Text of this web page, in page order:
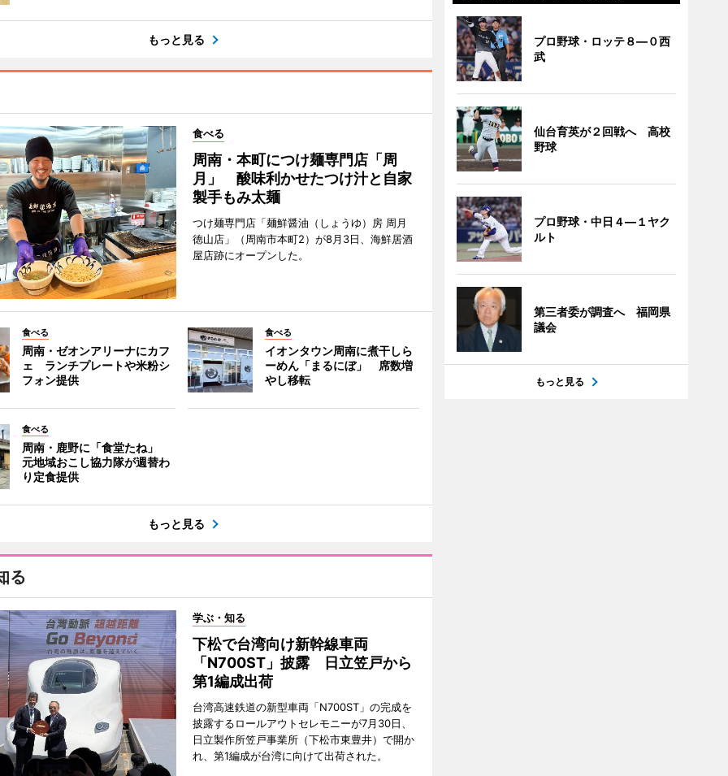
もっと見る
食べる
周南・本町につけ麺専門店「周
月」 酸味利かせたつけ汁と自家
製手もみ太麺
つけ麺専門店「麺鮮醤油（しょうゆ）房 周月
徳山店」（周南市本町2）が8月3日、海鮮居酒
屋店跡にオープンした。
食べる
周南・ゼオンアリーナにカフ
ェ ランチプレートや米粉シ
フォン提供
食べる
イオンタウン周南に煮干しら
ーめん「まるにぼ」 席数増
やし移転
食べる
周南・鹿野に「食堂たね」
元地域おこし協力隊が週替わ
り定食提供
もっと見る
る
学ぶ・知る
下松で台湾向け新幹線車両
「N700ST」披露 日立笠戸から
第1編成出荷
台湾高速鉄道の新型車両「N700ST」の完成を
披露するロールアウトセレモニーが7月30日、
日立製作所笠戸事業所（下松市東豊井）で開か
れ、第1編成が台湾に向けて出荷された。
プロ野球・ロッテ８―０西
武
仙台育英が２回戦へ 高校
野球
プロ野球・中日４―１ヤク
ルト
第三者委が調査へ 福岡県
議会
もっと見る